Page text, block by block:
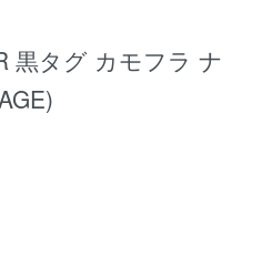
黒タグ カモフラ ナ